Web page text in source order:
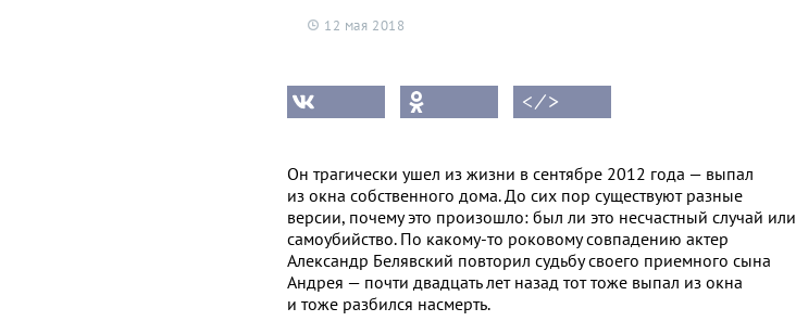
12 мая 2018
< ⁄ >
Он трагически ушел из жизни в сентябре 2012 года — выпал
из окна собственного дома. До сих пор существуют разные
версии, почему это произошло: был ли это несчастный случай или
самоубийство. По какому-то роковому совпадению актер
Александр Белявский повторил судьбу своего приемного сына
Андрея — почти двадцать лет назад тот тоже выпал из окна
и тоже разбился насмерть.